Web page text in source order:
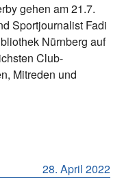
gehen am 21.7.
Sportjournalist Fadi
Nürnberg auf
Club-
Mitreden und
28. April 2022